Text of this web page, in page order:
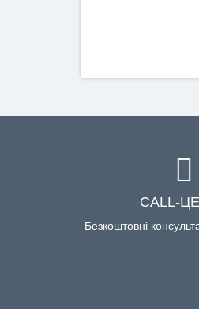
CALL-
Безкоштовні